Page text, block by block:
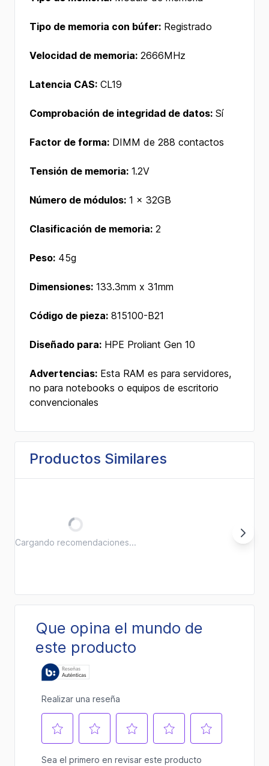
Tipo de memoria con búfer: Registrado
Velocidad de memoria: 2666MHz
Latencia CAS: CL19
Comprobación de integridad de datos: Sí
Factor de forma: DIMM de 288 contactos
Tensión de memoria: 1.2V
Número de módulos: 1 x 32GB
Clasificación de memoria: 2
Peso: 45g
Dimensiones: 133.3mm x 31mm
Código de pieza: 815100-B21
Diseñado para: HPE Proliant Gen 10
Advertencias: Esta RAM es para servidores,
no para notebooks o equipos de escritorio
convencionales
Productos Similares
Cargando recomendaciones...